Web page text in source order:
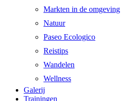
Markten in de omgeving
Natuur
Paseo Ecologico
Reistips
Wandelen
Wellness
Galerij
Trainingen